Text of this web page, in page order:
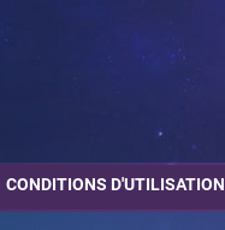
CONDITIONS D'UTILISATION